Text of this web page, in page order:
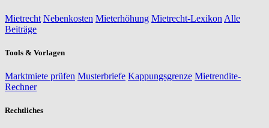
Mietrecht Nebenkosten Mieterhöhung Mietrecht-Lexikon Alle
Beiträge
Tools & Vorlagen
Marktmiete prüfen Musterbriefe Kappungsgrenze Mietrendite-
Rechner
Rechtliches